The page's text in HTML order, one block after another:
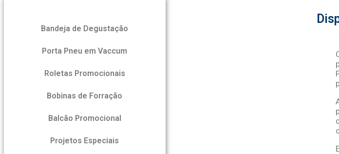
Bandeja de Degustação
Porta Pneu em Vaccum
Roletas Promocionais
Bobinas de Forração
Balcão Promocional
Projetos Especiais